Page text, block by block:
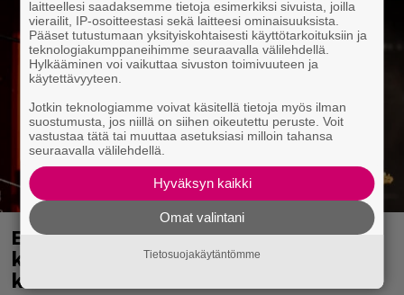
Eppu Normaali soitti viimeisen
keikkansa – nämä kappaleet sillä
kuultiin
laitteellesi saadaksemme tietoja esimerkiksi sivuista, joilla
vierailit, IP-osoitteestasi sekä laitteesi ominaisuuksista.
Pääset tutustumaan yksityiskohtaisesti käyttötarkoituksiin ja
teknologiakumppaneihimme seuraavalla välilehdellä.
Hylkääminen voi vaikuttaa sivuston toimivuuteen ja
käytettävyyteen.
Jotkin teknologiamme voivat käsitellä tietoja myös ilman
suostumusta, jos niillä on siihen oikeutettu peruste. Voit
vastustaa tätä tai muuttaa asetuksiasi milloin tahansa
seuraavalla välilehdellä.
Hyväksyn kaikki
Omat valintani
Tietosuojakäytäntömme